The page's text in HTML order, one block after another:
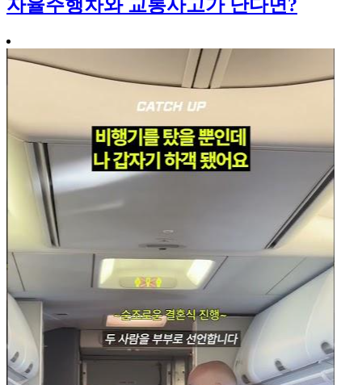
자율주행차와 교통사고가 난다면?